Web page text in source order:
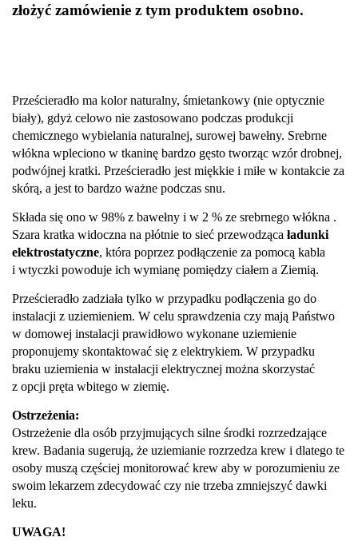
złożyć zamówienie z tym produktem osobno.
Prześcieradło ma kolor naturalny, śmietankowy (nie optycznie
biały), gdyż celowo nie zastosowano podczas produkcji
chemicznego wybielania naturalnej, surowej bawełny. Srebrne
włókna wpleciono w tkaninę bardzo gęsto tworząc wzór drobnej,
podwójnej kratki. Prześcieradło jest miękkie i miłe w kontakcie za
skórą, a jest to bardzo ważne podczas snu.
Składa się ono w 98% z bawełny i w 2 % ze srebrnego włókna .
Szara kratka widoczna na płótnie to sieć przewodząca ładunki
elektrostatyczne, która poprzez podłączenie za pomocą kabla
i wtyczki powoduje ich wymianę pomiędzy ciałem a Ziemią.
Prześcieradło zadziała tylko w przypadku podłączenia go do
instalacji z uziemieniem. W celu sprawdzenia czy mają Państwo
w domowej instalacji prawidłowo wykonane uziemienie
proponujemy skontaktować się z elektrykiem. W przypadku
braku uziemienia w instalacji elektrycznej można skorzystać
z opcji pręta wbitego w ziemię.
Ostrzeżenia:
Ostrzeżenie dla osób przyjmujących silne środki rozrzedzające
krew. Badania sugerują, że uziemianie rozrzedza krew i dlatego te
osoby muszą częściej monitorować krew aby w porozumieniu ze
swoim lekarzem zdecydować czy nie trzeba zmniejszyć dawki
leku.
UWAGA!